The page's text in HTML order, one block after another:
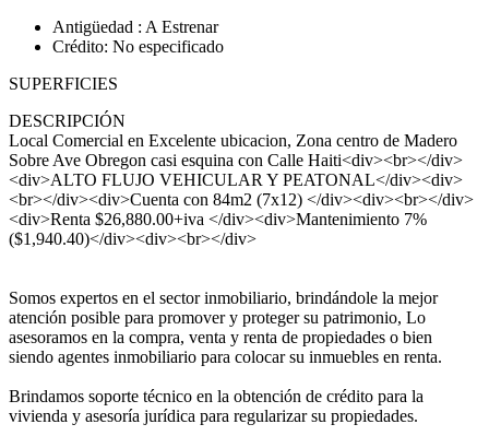
Antigüedad : A Estrenar
Crédito: No especificado
SUPERFICIES
DESCRIPCIÓN
Local Comercial en Excelente ubicacion, Zona centro de Madero
Sobre Ave Obregon casi esquina con Calle Haiti<div><br></div>
<div>ALTO FLUJO VEHICULAR Y PEATONAL</div><div>
<br></div><div>Cuenta con 84m2 (7x12) </div><div><br></div>
<div>Renta $26,880.00+iva </div><div>Mantenimiento 7%
($1,940.40)</div><div><br></div>
Somos expertos en el sector inmobiliario, brindándole la mejor
atención posible para promover y proteger su patrimonio, Lo
asesoramos en la compra, venta y renta de propiedades o bien
siendo agentes inmobiliario para colocar su inmuebles en renta.
Brindamos soporte técnico en la obtención de crédito para la
vivienda y asesoría jurídica para regularizar su propiedades.